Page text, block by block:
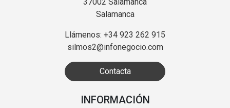
Salamanca
Llámenos: +34 923 262 915
silmos2@infonegocio.com
Contacta
INFORMACIÓN